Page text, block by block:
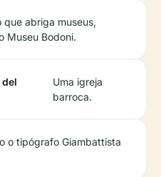
que abriga museus,
Museu Bodoni.
del
Uma igreja
barroca.
o tipógrafo Giambattista